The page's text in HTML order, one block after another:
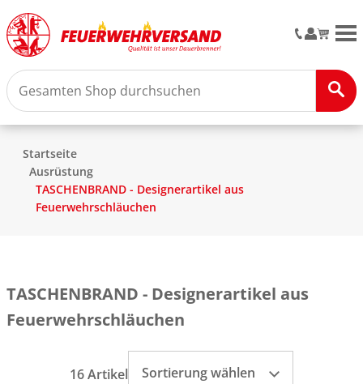
Startseite
Ausrüstung
TASCHENBRAND - Designerartikel aus
Feuerwehrschläuchen
TASCHENBRAND - Designerartikel aus
Feuerwehrschläuchen
16 Artikel Sortierung wählen